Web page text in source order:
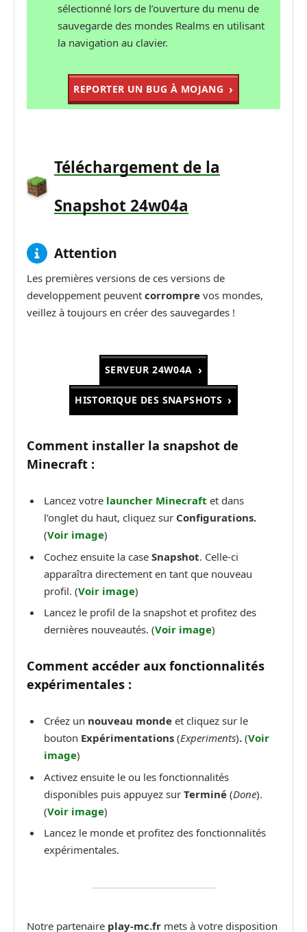
sélectionné lors de l’ouverture du menu de
sauvegarde des mondes Realms en utilisant
la navigation au clavier.
REPORTER UN BUG À MOJANG
Téléchargement de la
Snapshot 24w04a
Attention
Les premières versions de ces versions de
developpement peuvent corrompre vos mondes,
veillez à toujours en créer des sauvegardes !
SERVEUR 24W04A
HISTORIQUE DES SNAPSHOTS
Comment installer la snapshot de
Minecraft :
Lancez votre launcher Minecraft et dans
l’onglet du haut, cliquez sur Configurations.
(Voir image)
Cochez ensuite la case Snapshot. Celle-ci
apparaîtra directement en tant que nouveau
profil. (Voir image)
Lancez le profil de la snapshot et profitez des
dernières nouveautés. (Voir image)
Comment accéder aux fonctionnalités
expérimentales :
Créez un nouveau monde et cliquez sur le
bouton Expérimentations (Experiments). (Voir
image)
Activez ensuite le ou les fonctionnalités
disponibles puis appuyez sur Terminé (Done).
(Voir image)
Lancez le monde et profitez des fonctionnalités
expérimentales.
Notre partenaire play-mc.fr mets à votre disposition